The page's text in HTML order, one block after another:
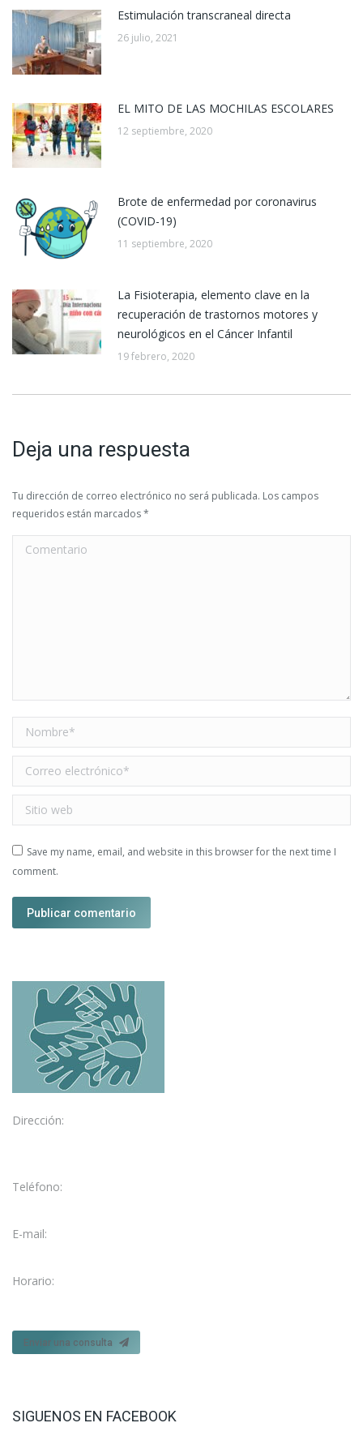
Estimulación transcraneal directa
26 julio, 2021
EL MITO DE LAS MOCHILAS ESCOLARES
12 septiembre, 2020
Brote de enfermedad por coronavirus
(COVID-19)
11 septiembre, 2020
La Fisioterapia, elemento clave en la
recuperación de trastornos motores y
neurológicos en el Cáncer Infantil
19 febrero, 2020
Deja una respuesta
Tu dirección de correo electrónico no será publicada. Los campos
requeridos están marcados*
Comentario
Nombre *
Correo electrónico *
Sitio web
Save my name, email, and website in this browser for the next time I
comment.
Publicar comentario
Dirección:
Teléfono:
E-mail:
Horario:
Enviar una consulta
SIGUENOS EN FACEBOOK